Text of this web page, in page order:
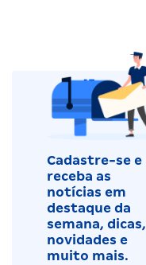
Cadastre-se e
receba as
notícias em
destaque da
semana, dicas,
novidades e
muito mais.